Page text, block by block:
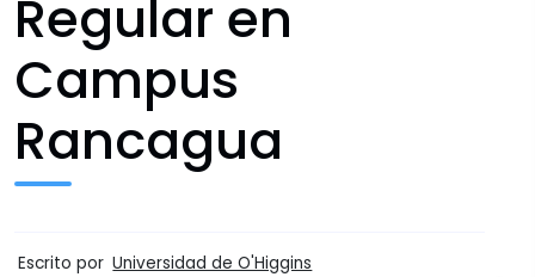
Regular en
Campus
Rancagua
Escrito por Universidad de O'Higgins